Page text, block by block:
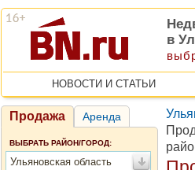
в
НОВОСТИ И СТАТЬИ
Продажа Аренда
ВЫБРАТЬ РАЙОН/ГОРОД:
Ульяновская область